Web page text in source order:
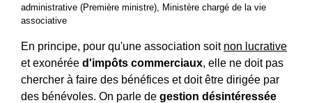
administrative (Première ministre), Ministère chargé de la vie
associative
En principe, pour qu'une association soit non lucrative
et exonérée d'impôts commerciaux, elle ne doit pas
chercher à faire des bénéfices et doit être dirigée par
des bénévoles. On parle de gestion désintéressée